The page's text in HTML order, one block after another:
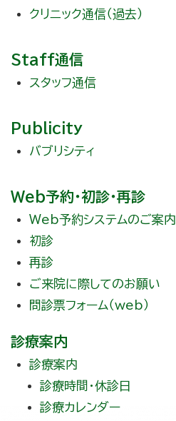
クリニック通信（過去）
Staff通信
スタッフ通信
Publicity
バブリシティ
Web予約・初診・再診
Web予約システムのご案内
初診
再診
ご来院に際してのお願い
問診票フォーム（web）
診療案内
診療案内
診療時間・休診日
診療カレンダー